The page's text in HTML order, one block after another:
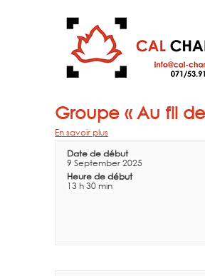
Groupe « Au fil
En savoir plus
Date de début
9 September 2025
Heure de début
13 h 30 min